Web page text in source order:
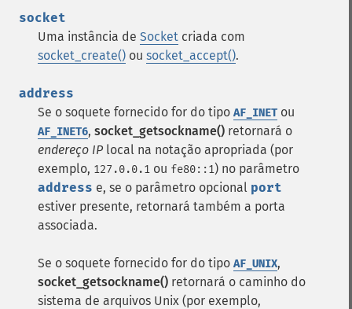
socket
Uma instância de Socket criada com
socket_create() ou socket_accept().
address
Se o soquete fornecido for do tipo AF_INET ou
AF_INET6, socket_getsockname() retornará o
endereço IP local na notação apropriada (por
exemplo, 127.0.0.1 ou fe80::1) no parâmetro
address e, se o parâmetro opcional port
estiver presente, retornará também a porta
associada.
Se o soquete fornecido for do tipo AF_UNIX,
socket_getsockname() retornará o caminho do
sistema de arquivos Unix (por exemplo,